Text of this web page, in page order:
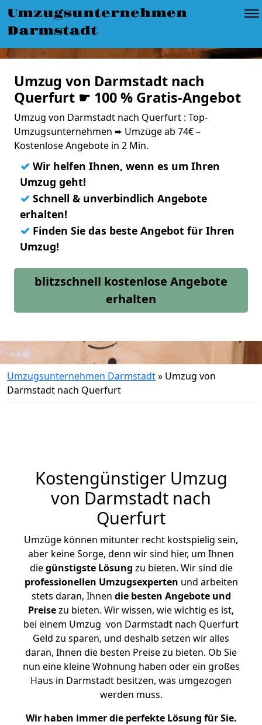
Umzugsunternehmen
Darmstadt
Umzug von Darmstadt nach
Querfurt ☛ 100 % Gratis-Angebot
Umzug von Darmstadt nach Querfurt : Top-
Umzugsunternehmen ➨ Umzüge ab 74€ –
Kostenlose Angebote in 2 Min.
✓ Wir helfen Ihnen, wenn es um Ihren
Umzug geht!
✓ Schnell & unverbindlich Angebote
erhalten!
✓ Finden Sie das beste Angebot für Ihren
Umzug!
blitzschnell kostenlose Angebote
erhalten
Umzugsunternehmen Darmstadt» Umzug von
Darmstadt nach Querfurt
Kostengünstiger Umzug
von Darmstadt nach
Querfurt
Umzüge können mitunter recht kostspielig sein,
aber keine Sorge, denn wir sind hier, um Ihnen
diegünstigste Lösung zu bieten. Wir sind die
professionellen Umzugsexperten und arbeiten
stets daran, Ihnen die besten Angebote und
Preisezu bieten. Wir wissen, wie wichtig es ist,
bei einem Umzug von Darmstadt nach Querfurt
Geld zu sparen, und deshalb setzen wir alles
daran, Ihnen die besten Preise zu bieten. Ob Sie
nun eine kleine Wohnung haben oder ein großes
Haus in Darmstadt besitzen, was umgezogen
werden muss.
Wir haben immer die perfekte Lösung für Sie.